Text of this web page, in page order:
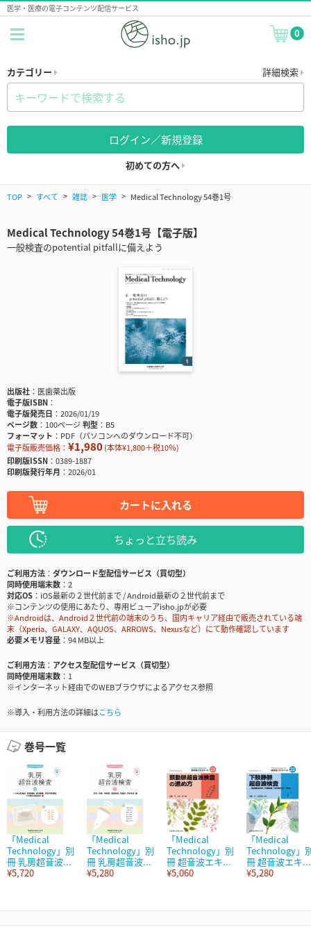
医学・医療の電子コンテンツ配信サービス
0
カテゴリー 詳細検索
ログイン／新規登録
初めての方へ
TOP すべて 雑誌 医学 Medical Technology 54巻1号
Medical Technology 54巻1号【電子版】
一般検査のpotential pitfallに備えよう
出版社
医歯薬出版
電子版ISBN
電子版発売日
2026/01/19
ページ数
100ページ判型
B5
フォーマット
PDF（パソコンへのダウンロード不可）
電子版販売価格： ¥1,980(本体¥1,800＋税10％)
印刷版ISSN
0389-1887
印刷版発行年月
2026/01
カートに入れる
ちょっと立ち読み
ご利用方法
ダウンロード型配信サービス（買切型）
同時使用端末数
2
対応OS
iOS最新の２世代前まで / Android最新の２世代前まで
※コンテンツの使用にあたり、専用ビューアisho.jpが必要
※Androidは、Android２世代前の端末のうち、国内キャリア経由で販売されている端
末（Xperia、GALAXY、AQUOS、ARROWS、Nexusなど）にて動作確認しています
必要メモリ容量
94 MB以上
ご利用方法
アクセス型配信サービス（買切型）
同時使用端末数
1
※インターネット経由でのWEBブラウザによるアクセス参照
※導入・利用方法の詳細はこちら
巻号一覧
「Medical
Technology」別
冊 乳房超音波...
¥5,720
「Medical
Technology」別
冊 乳房超音波...
¥5,280
「Medical
Technology」別
冊 超音波エキ...
¥5,060
「Medical
Technology」
冊 超音波エキ...
¥5,280